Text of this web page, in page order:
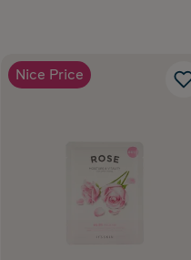
Nice Price